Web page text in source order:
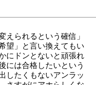
られるという確信」
望」と言い換えてもい
にドンとないと頑張れ
には合格したいという
したくもないアンラッ